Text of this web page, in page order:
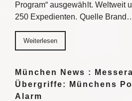
Program“ ausgewählt. Weltweit
250 Expedienten. Quelle
Weiterlesen
München News :
Übergriffe: Münchens
Alarm